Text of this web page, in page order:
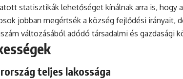
statisztikák lehetőséget kínálnak arra is, hogy
jobban megértsék a község fejlődési irányait,
változásából adódó társadalmi és gazdasági
teljes lakossága